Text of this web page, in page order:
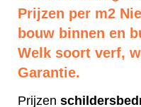
Prijzen per m2
bouw binnen en
Welk soort verf,
Garantie.
Prijzen